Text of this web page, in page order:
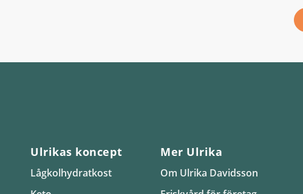
Ulrikas koncept
Lågkolhydratkost
Mer Ulrika
Om Ulrika Davidsson